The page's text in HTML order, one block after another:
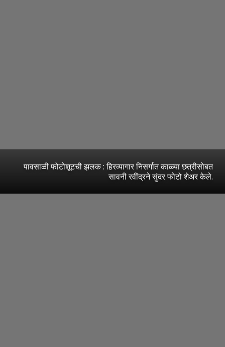
पावसाळी फोटोशूटची झलक : हिरव्यागार निसर्गात काळ्या छत्रीसोबत
सावनी रवींद्रने सुंदर फोटो शेअर केले.